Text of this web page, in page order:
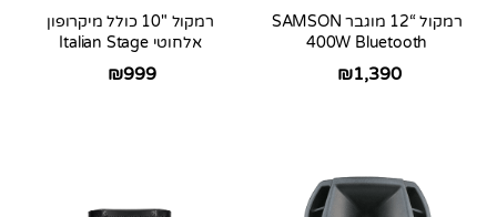
רמקול “12 מוגבר SAMSON
400W Bluetooth
₪1,390
רמקול 10″ כולל מיקרופון
אלחוטי Italian Stage
₪999